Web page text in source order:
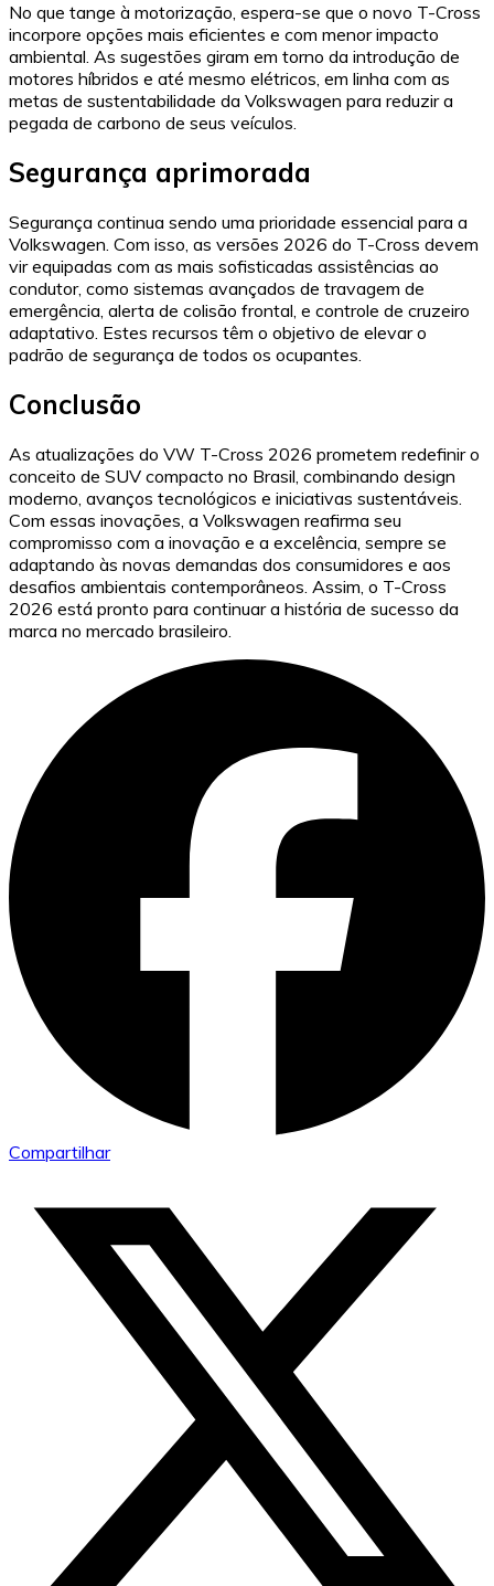
No que tange à motorização, espera-se que o novo T-Cross
incorpore opções mais eficientes e com menor impacto
ambiental. As sugestões giram em torno da introdução de
motores híbridos e até mesmo elétricos, em linha com as
metas de sustentabilidade da Volkswagen para reduzir a
pegada de carbono de seus veículos.
Segurança aprimorada
Segurança continua sendo uma prioridade essencial para a
Volkswagen. Com isso, as versões 2026 do T-Cross devem
vir equipadas com as mais sofisticadas assistências ao
condutor, como sistemas avançados de travagem de
emergência, alerta de colisão frontal, e controle de cruzeiro
adaptativo. Estes recursos têm o objetivo de elevar o
padrão de segurança de todos os ocupantes.
Conclusão
As atualizações do VW T-Cross 2026 prometem redefinir o
conceito de SUV compacto no Brasil, combinando design
moderno, avanços tecnológicos e iniciativas sustentáveis.
Com essas inovações, a Volkswagen reafirma seu
compromisso com a inovação e a excelência, sempre se
adaptando às novas demandas dos consumidores e aos
desafios ambientais contemporâneos. Assim, o T-Cross
2026 está pronto para continuar a história de sucesso da
marca no mercado brasileiro.
Compartilhar